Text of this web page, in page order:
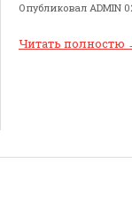
Опубликовал ADMIN
Читать полностю